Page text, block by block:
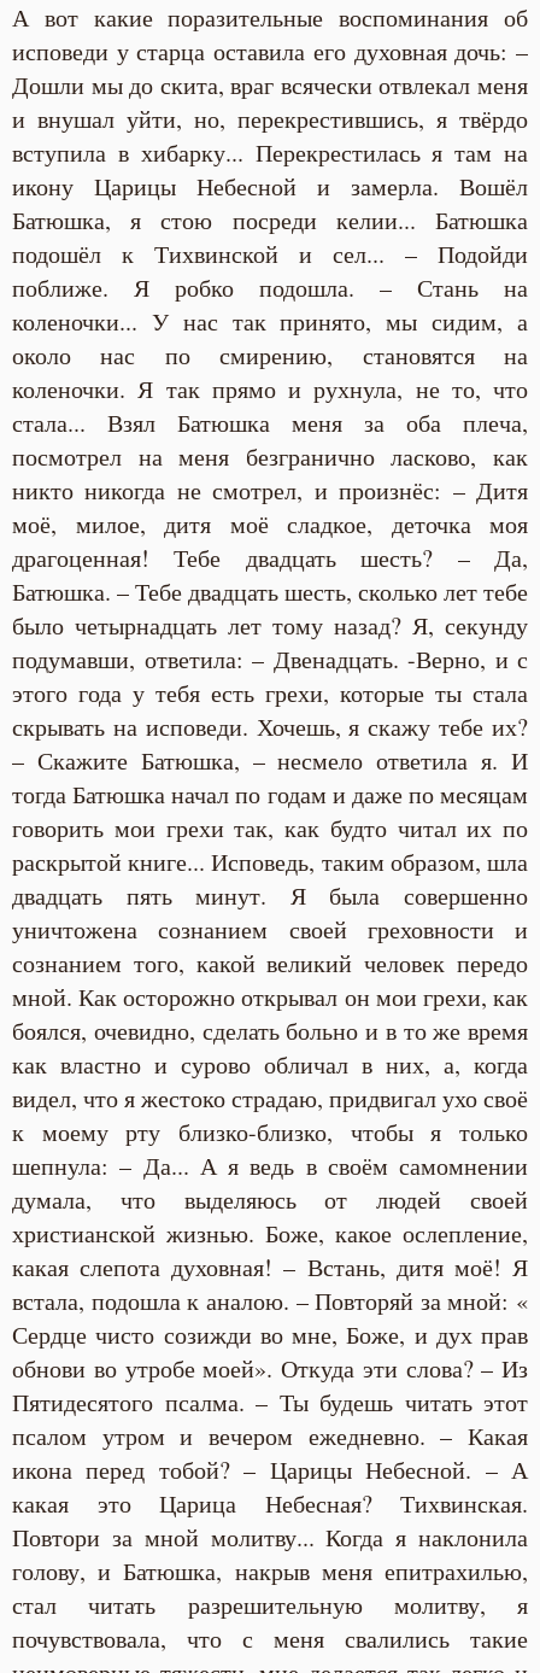
А вот какие поразительные воспоминания об
исповеди у старца оставила его духовная дочь: –
Дошли мы до скита, враг всячески отвлекал меня
и внушал уйти, но, перекрестившись, я твёрдо
вступила в хибарку... Перекрестилась я там на
икону Царицы Небесной и замерла. Вошёл
Батюшка, я стою посреди келии... Батюшка
подошёл к Тихвинской и сел... – Подойди
поближе. Я робко подошла. – Стань на
коленочки... У нас так принято, мы сидим, а
около нас по смирению, становятся на
коленочки. Я так прямо и рухнула, не то, что
стала... Взял Батюшка меня за оба плеча,
посмотрел на меня безгранично ласково, как
никто никогда не смотрел, и произнёс: – Дитя
моё, милое, дитя моё сладкое, деточка моя
драгоценная! Тебе двадцать шесть? – Да,
Батюшка. – Тебе двадцать шесть, сколько лет тебе
было четырнадцать лет тому назад? Я, секунду
подумавши, ответила: – Двенадцать. -Верно, и с
этого года у тебя есть грехи, которые ты стала
скрывать на исповеди. Хочешь, я скажу тебе их?
– Скажите Батюшка, – несмело ответила я. И
тогда Батюшка начал по годам и даже по месяцам
говорить мои грехи так, как будто читал их по
раскрытой книге... Исповедь, таким образом, шла
двадцать пять минут. Я была совершенно
уничтожена сознанием своей греховности и
сознанием того, какой великий человек передо
мной. Как осторожно открывал он мои грехи, как
боялся, очевидно, сделать больно и в то же время
как властно и сурово обличал в них, а, когда
видел, что я жестоко страдаю, придвигал ухо своё
к моему рту близко-близко, чтобы я только
шепнула: – Да... А я ведь в своём самомнении
думала, что выделяюсь от людей своей
христианской жизнью. Боже, какое ослепление,
какая слепота духовная! – Встань, дитя моё! Я
встала, подошла к аналою. – Повторяй за мной: «
Сердце чисто созижди во мне, Боже, и дух прав
обнови во утробе моей». Откуда эти слова? – Из
Пятидесятого псалма. – Ты будешь читать этот
псалом утром и вечером ежедневно. – Какая
икона перед тобой? – Царицы Небесной. – А
какая это Царица Небесная? Тихвинская.
Повтори за мной молитву... Когда я наклонила
голову, и Батюшка, накрыв меня епитрахилью,
стал читать разрешительную молитву, я
почувствовала, что с меня свалились такие